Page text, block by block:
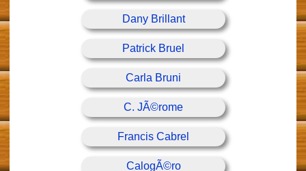
Dany Brillant
Patrick Bruel
Carla Bruni
C. JÃ©rome
Francis Cabrel
CalogÃ©ro